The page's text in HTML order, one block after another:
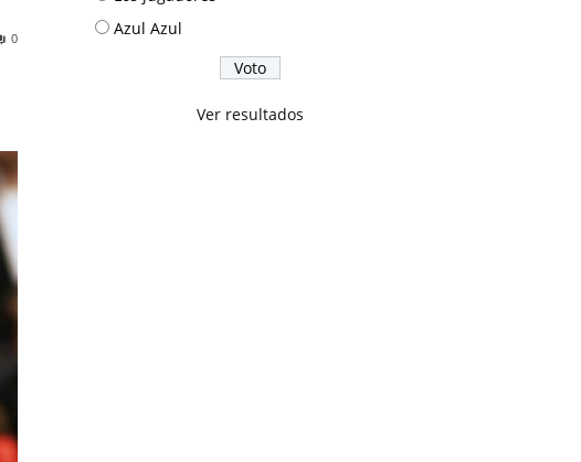
0
Azul Azul
Ver resultados